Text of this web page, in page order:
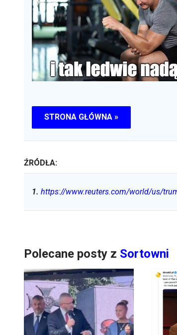
STRONA GŁÓWNA »
ŹRÓDŁA:
1. https://www.reuters.com/world/us/
Polecane posty z Sortowni